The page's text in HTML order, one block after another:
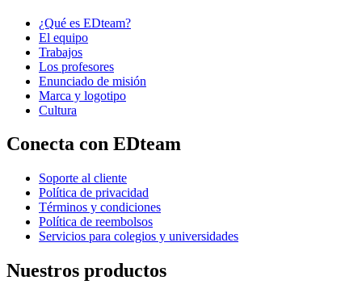
¿Qué es EDteam?
El equipo
Trabajos
Los profesores
Enunciado de misión
Marca y logotipo
Cultura
Conecta con EDteam
Soporte al cliente
Política de privacidad
Términos y condiciones
Política de reembolsos
Servicios para colegios y universidades
Nuestros productos